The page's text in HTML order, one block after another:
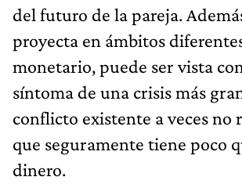
del futuro de la pareja.
proyecta en ámbitos
monetario, puede ser vista
síntoma de una crisis más
conflicto existente a veces no
que seguramente tiene poco
dinero.